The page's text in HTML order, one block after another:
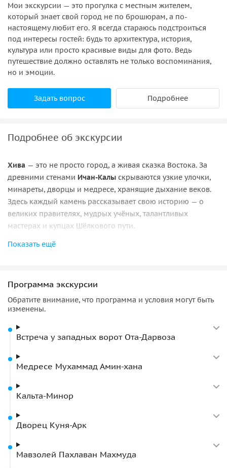
Мои экскурсии — это прогулка с местным жителем,
который знает свой город не по брошюрам, а по-
настоящему любит его. Я всегда стараюсь подстроиться
под интересы гостей: будь то архитектура, история,
культура или просто красивые виды для фото. Ведь
путешествие должно оставлять не только воспоминания,
но и эмоции.
Задать вопрос Подробнее
Подробнее об экскурсии
Хива — это не просто город, а живая сказка Востока. За
древними стенами Ичан-Калы скрываются узкие улочки,
минареты, дворцы и медресе, хранящие дыхание веков.
Здесь каждый камень рассказывает свою историю — о
великих правителях, мудрых учёных, талантливых
мастерах и купцах Шёлкового пути.
Экскурсия подарит вам возможность почувствовать себя
святых. Хива предстанет перед вами как город-музей, где
современностью.
Показать ещё
Программа экскурсии
Обратите внимание, что программа и условия могут быть
изменены.
Встреча у западных ворот Ота-Дарвоза
Медресе Мухаммад Амин-хана
Кальта-Минор
Дворец Куня-Арк
Мавзолей Пахлаван Махмуда